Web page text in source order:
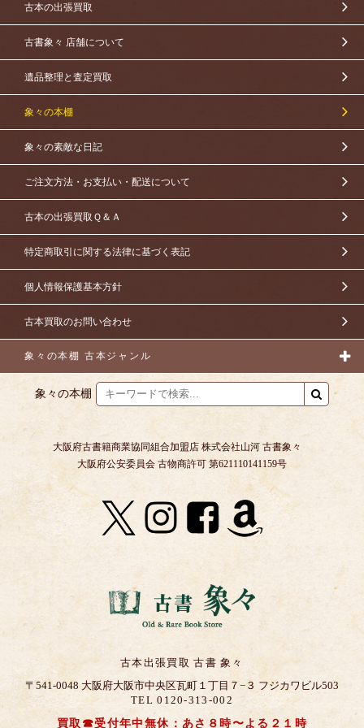
古本の出張買取
古書象々 店舗について
遺品整理と査定買取
象々の本棚
象々の素敵な日記
ご注文方法・お支払い・配送について
古本の出張買取Ｑ＆Ａ
特定商取引に関する法律に基づく表記
個人情報保護基本方針
古本買取のお問い合わせ
象々の本棚 古本ジャンル
象々の本棚
大阪府古書籍商業協同組合加盟店 株式会社山河 古書象々
大阪府公安委員会 古物商許可 第621110141159号
古本出張買取 古書 象々
〒541-0048 大阪府大阪市中央区瓦町１丁目７−３ フジカワビル503
TEL 0120-313-002
買取☎受付年中無休：あさ８時〜よる２１時